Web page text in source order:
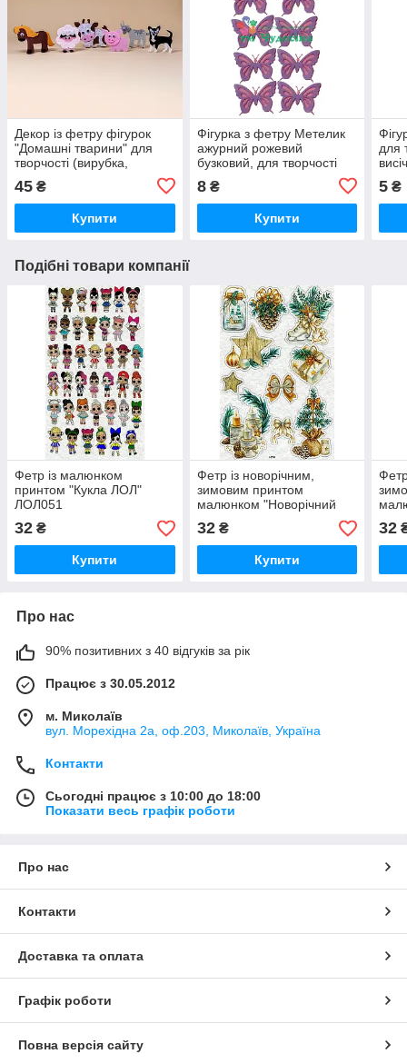
Декор із фетру фігурок
"Домашні тварини" для
творчості (вирубка,
45 ₴
Купити
Фігурка з фетру Метелик
ажурний рожевий
бузковий, для творчості
8₴
Купити
для
5 ₴
Подібні товари компанії
Фетр із малюнком
принтом "Кукла ЛОЛ"
ЛОЛ051
32 ₴
Купити
Фетр із новорічним,
зимовим принтом
малюнком "Новорічний
декор" ПНГ009
32₴
Купити
32
Про нас
90% позитивних з 40 відгуків за рік
Працює з 30.05.2012
м. Миколаїв
вул. Морехідна 2а, оф.203, Миколаїв, Україна
Контакти
Сьогодні працює з 10:00 до 18:00
Показати весь графік роботи
Про нас
Контакти
Доставка та оплата
Графік роботи
Повна версія сайту